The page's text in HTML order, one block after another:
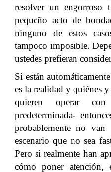
resolver un engorroso
pequeño acto de
ninguno de estos
tampoco imposible.
ustedes prefieran
Si están
es la realidad y quiénes
quieren operar
predeterminada-
probablemente no van
escenario que no sea
Pero si realmente han
cómo poner atención,